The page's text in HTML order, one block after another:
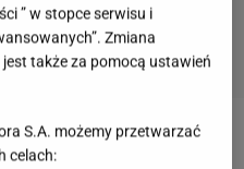
” w stopce serwisu i
Zmiana
także za pomocą ustawień
S.A. możemy przetwarzać
celach: